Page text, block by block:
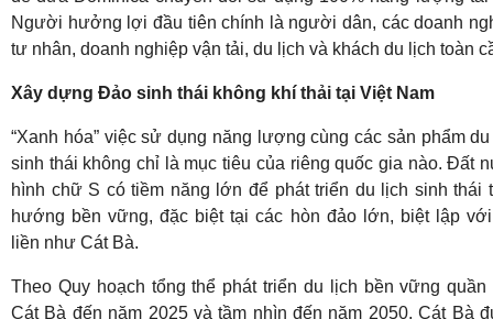
Người hưởng lợi đầu tiên chính là người dân, các doanh
tư nhân, doanh nghiệp vận tải, du lịch và khách du lịch toàn
Xây dựng Đảo sinh thái không khí thải tại Việt Nam
“Xanh hóa” việc sử dụng năng lượng cùng các sản phẩm
sinh thái không chỉ là mục tiêu của riêng quốc gia nào. Đất
hình chữ S có tiềm năng lớn để phát triển du lịch sinh thái
hướng bền vững, đặc biệt tại các hòn đảo lớn, biệt lập
liền như Cát Bà.
Theo Quy hoạch tổng thể phát triển du lịch bền vững quần
Cát Bà đến năm 2025 và tầm nhìn đến năm 2050, Cát Bà